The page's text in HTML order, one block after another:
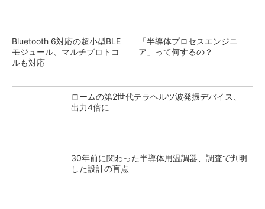
Bluetooth 6対応の超小型BLE
モジュール、マルチプロトコ
ルも対応
「半導体プロセスエンジニ
ア」って何するの？
ロームの第2世代テラヘルツ波発振デバイス、
出力4倍に
30年前に関わった半導体用温調器、調査で判明
した設計の盲点